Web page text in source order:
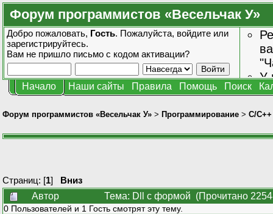
Форум программистов «Весельчак У»
Добро пожаловать, Гость. Пожалуйста, войдите или
зарегистрируйтесь.
Вам не пришло письмо с кодом активации?
У
Начало Наши сайты Правила Помощь Поиск
Форум программистов «Весельчак У» > Программирование > C/C++
Страниц: [1] Вниз
Автор
Тема: Dll с формой (Прочитано
0 Пользователей и 1 Гость смотрят эту тему.